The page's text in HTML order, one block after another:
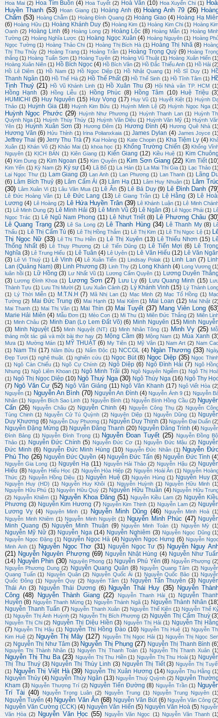
Hoa Mai (2) Hoa Tím Buồn (4) Hoa Tuyết (2) Hoà Văn (10) Hoa Xuyến Chi (1)
Huyền Thanh (53) Hoan Giang (1) Hoàng Anh (6) Hoàng Anh 79 (26)
Chẩm (53) Hoàng Chẫm (1) Hoàng Đình Quang (2) Hoàng Giao (4) Hoàng Hạ
(6) Hoàng Hữu (1) Hoàng Khánh Duy (5) Hoàng Kim (1) Hoàng Kim Chi (1) Hoàng
Oanh (2) Hoàng Linh (6) Hoàng Long (2) Hoàng Lộc (8) Hoàng Mẫn (1) Hoàng
Tường (2) Hoàng Nghĩa Lược (1) Hoàng Ngọc Xuân (4) Hoàng Nguyên (1) Hoàng
Ngọc Tường (1) Hoàng Thảo Chi (1) Hoàng Thị Bích Hà (1) Hoàng Thị Nhã (8)
Thị Thu Thủy (2) Hoàng Trang (1) Hoàng Trần (1) Hoàng Trọng Quý (9) Hoàng
thắng (1) Hoàng Tuấn Sơn (1) Hoàng Tuyên (2) Hoàng Vũ Thuật (1) Hoàng Xuân Hiến
Hoàng Xuân Niên (1) Hồ Bích Ngọc (4) Hồ Bích Vân (2) Hồ Đắc Thiếu Anh (1) Hồ Hải
Hồ Lê Diêm (1) Hồ Nam (1) Hồ Ngọc Diệp (1) Hồ Nhật Quang (1) Hồ Sĩ Duy (1)
Thanh Ngân (10) Hồ Thế Hà (2) Hồ Thế Phất (3) Hồ Thế Sinh (1) Hồ Tĩnh Tâm (1)
Tịnh Thuỷ (21) Hồ Vũ Khánh Linh (1) Hồ Xuân Thu (3) Hội Nhà văn TP. HCM
Hồng Hạnh (3) Hồng Liễu (1) Hồng Phúc (8) Hồng Tâm (10) Huệ Triệu
HUMICHI
(5) Huy Nguyên (15) Huy Vọng (17) Huy Vũ (1) Huyết Kiệt (1) Huỳnh
Thảo (1) Huỳnh Gia (18) Huỳnh Kim Bửu (1) Huỳnh Minh Lệ (2) Huỳnh Ngọc Nga
Huỳnh Ngọc Phước (29) Huỳnh Như Phương (1) Huỳnh Thanh Lan (1)
Huỳnh
Quỳnh Nga (1) Huỳnh Thúy Thúy (1) Huỳnh Văn Diệu (1) Huỳnh Văn Mỹ (1) Huỳnh
Yên (1) Huỳnh Xuân Sơn (3) Hương Đêm (1) Hương Đình (4) Hương Quê Nhà
Hương Văn (6) Hửu Thỉnh (1) Irina Polianxkaia (1) James Dylan (4) James Joyce
Jeffrey Thai (9) Jerry Thu Trà (7) Kai Hoàng (1) Kate Chopin (1) Kha Tiệm Ly (4)
Xuân (1) Khán Võ (2) Khảo Mai (1) khoa học (1) Khổng Trường Chiến (3) Khổng
Nguyên (1) KỊCH BẢN (1) Kiên Giang (1) Kiến Giang (12) Kiều Huệ (1) Kim
(4) Kim Dung (2) Kim Ngoan (15) Kim Quyên (1) Kim Sơn Giang (22) Kim Tiết
Kim Yến (1) Kỳ Nam (2) Ký sự (14) Lã Bố (1) La Hán (1) La Mai Thi Gia (1) Lạc Thảo
Lại Ngọc Thư (1) Lam Giang (3) Lan Anh (1) Lan Phương (1) Lan Thanh (1) Lãng
(6) Lâm Bích Thuỷ (8) Lâm Cẩm Ái (3) Lâm Hạ (11) Lâm Huy Nhuận (1) Lâm
(30) Lâm Xuân Vi (1) Lâu Văn Mua (1) Lê Ân (5) Lê Bá Duy (9) Lê Đình Danh
Lê Đức Hoàng Vân (1) Lê Đức Lang (13) Lê Giang Trần (1) Lệ Hằng (3) Lê
Lương (4) Lê Hoàng (2) Lê Hứa Huyền Trân (39) Lê Khánh Luận (1) Lê Minh
(1) Lê Minh Dung (2) Lê Minh Hải (3) Lê Minh Vũ (3) Lê Ngân (3) Lê Ngọc Phái (1)
Ngọc Trác (1) Lê Ngũ Nam Phong (11) Lê Nhựt Triết (8) Lê Phương Châu
Lê Quang Trạng (23) Lê Sa Long (2) Lê Thanh Hùng (34) Lê Thanh My (8)
Thấu (1) Lê Thị Cẩm Tú (6) Lê Thị Hồng Thắm (1) Lê Thị Kim (1) Lê Thị Ngọc Lệ (1)
Thị Ngọc Nữ (33) Lê Thị Thu Hiền (1) Lê Thị Xuyên (13) Lê Thiếu Nhơn (15)
Thống Nhất (6) Lê Thụy Phương (2) Lê Tiến Dũng (1) Lê Tiến Mợi (6) Lê
Nghĩa (3) Lê Trung Hiếu (1) Lê Tuân (4) Lê Uyên (1) Lê Văn Hiếu (12) Lê Văn
(3) Lê Vi Thuỷ (1) Lê Vinh (4) Lê Xuân Tiến (1) Lindsay Polak (1) Linh Lan (7)
Lan (Quảng Nam) (8) Linh Phương (3) Linh Thy (2) Long Khánh (4) Long Vương
luân hồi (1) Lữ Hồng (3) Lư Nhất Vũ (1) Lương Cẩm Quyên (1) Lương Duyên
(3) Lương Đình Khoa (1) Lương Sơn (27) Lưu Ly (6) Lưu Quang Minh (15)
Thành Tựu (1) Lưu Thị Mười (2) Lưu Xuân Cảnh (2) Lý Khánh Vinh (15) Lý Thành
(1)
Lý Thời Miễn (1) M.T.N.H (7) Mã Nhị Lan (1) Mạc Minh (2) Mạc Tố Hồng (1)
Tường (2) Mai Đức Trung (6) Mai Hạnh (1) Mai Kiệm (1) Mai Loan (12) Mai Nhật
Mai Thanh (1) Mai Thị Vân (1) Mai Thìn (3) Mai Tuyết (37) Mang Viên Long
Marie Hải Miên (4) Mẫu Đơn (1) Mèo Con (1) Mi Thu (1) Miên Đức Thắng (2) Miên
(1) Minh Châu (2) Minh Đan (Lọ Lem Đất Võ) (6) Minh Nguyên (15) Minh
(3) Minh Nguyệt (15) Minh Nguyệt (NT) (1) Minh Nhân Tông (1) Minh Vy (25)
tháng một tác giả và một bài thơ hay (2) Mộng Cầm (8) Mộng Nam (1) Mùa Xanh
Mưa (1) Mường Mán (1) MỸ THUẬT (6) My Tiên (1) Mỹ Vân (1) Nam Art (2) Nam
(1) Nam Thi (17) Năm Bửu (1) Nấm Độc (1) NCCGL (4) Ngàn Thương (33)
Đẹp Tươi (1) nghệ thuật. (1) nghiên cứu (1) Ngọc Bút (8) Ngọc Diệp (35) Ngọc
(1) Ngô Càn Chiểu (1) Ngô Cự Chính (2) Ngô Diệp (6) Ngô Đình Hải (7) Ngô
Nhung (1) Ngô Liêm Khoan (1) Ngô Minh Trãi (3) Ngô Nguyên Ngiễm (1) Ngô Thị
(1) Ngô Thị Ngọc Diệp (10) Ngô Thuý Nga (30) Ngô Thúy Nga (16) Ngô Thy
(7) Ngô Văn Cư (52) Ngô Văn Giảng (11) Ngô Văn Khanh (17) Ngô Viết Hòa
Nguyễn (1) Nguyễn An Bình (70) Nguyễn An Đình (4) Nguyễn Ánh 9 (1) Nguyễn
Nhân (1) Nguyễn Bích Sao Linh (1) Nguyễn Bình (1) Nguyễn Bính Hồng Cầu (2)
Cẩn (26) Nguyễn Châu (2) Nguyễn Chinh (4) Nguyễn Công Thụ (2) Nguyễn
Tùng Chinh (1) Nguyễn Cử Tú Quỳnh (2) Nguyên Diệp (1) Nguyễn Dũng (1)
Duy Khương (6) Nguyễn Duy Phương (1) Nguyễn Duy Thịnh (3) Nguyễn Đại Duẩn
Nguyễn Đặng Mừng (3) Nguyễn Đăng Thanh (20) Nguyễn Đăng Trình (4)
Đình Bảng (1) Nguyễn Đình Trọng (1) Nguyễn Đoan Tuyết (25)
Nguyễn Đồng
Thảo (1) Nguyễn Đức Chính (5) Nguyễn Đức Cơ (1) Nguyễn Đức Mậu (2)
Đức Minh (6) Nguyễn Đức Minh Hùng (10) Nguyễn Đức Nhân (1) Nguyễn
Phú Thọ (26) Nguyễn Đức Quyền (4) Nguyễn Đức Tấn (6) Nguyễn Đức Tình
Nguyễn Gia Long (1) Nguyên Hạ (11) Nguyễn Hải Thảo (2) Nguyễn Hậu (2)
Hiếu (8) Nguyễn Hiếu Học (2) Nguyễn Hòa Hiệp (2) Nguyễn Hoài Ân (1) Nguyễn
Thức (2) Nguyễn Hồng Diệu (1) Nguyễn Huệ (3) Nguyên Hùng (1) Nguyễn Huy
Nguyễn Huy (HD) (1) Nguyễn Huy Khôi (1) Nguyễn Huỳnh (1) Nguyễn Hữu Minh
Nguyễn Hữu Phú (1) Nguyễn Hữu Quý (2) Nguyễn Hữu Thuần (4) Nguyễn Hữu
(2) Nguyễn Khiêm (1) Nguyễn Khoa Đăng (51) Nguyễn Kiều Lam (2) Nguyễn
Phương (3) Nguyễn Kim Hương (7) Nguyễn Kim Thịnh (1) Nguyễn Lam (2)
Lương Vỵ (4) Nguyên Minh (1) Nguyễn Minh Dũng (46) Nguyễn Minh Hoà
Nguyễn Minh Khiêm (1) Nguyễn Minh Nguyệt (1) Nguyễn Minh Phúc (47)
Minh Quang (5) Nguyễn Minh Thuận (9) Nguyễn Minh Toàn (1) Nguyễn Mỳ
Nguyễn Mỹ Nữ (3) Nguyễn Nga (14) Nguyễn Nghiêm (3) Nguyễn Ngọc Dũng
Nguyễn Ngọc Đặng (1) Nguyễn Ngọc Hà (4) Nguyễn Ngọc Hưng (6) Nguyễn
Minh Anh (1) Nguyễn Ngọc Thơ (31) Nguyễn Ngọc Tư (5) Nguyễn Nguy
(21) Nguyễn Nguyên Phượng (69) Nguyễn Nhật Hùng (4) Nguyễn Như
(14) Nguyễn Phin (30) Nguyên Phong (1) Nguyễn Phú Yên (8) Nguyễn Phượng
Nguyễn Phương Dung (2) Nguyễn Quang Quân (8) Nguyễn Quang Tâm (2)
Quang Tuấn (1) Nguyễn Quân (2) Nguyễn Quốc Ái (1) Nguyễn Quốc Bảo (1)
Quốc Đông (1) Nguyễn Quy (2) Nguyên Tâm (1) Nguyễn Tấn Thuyên (3)
Thái An (3) Nguyễn Thái Dương (6) Nguyễn Thái Huy (35)
Nguyễn
Công (48) Nguyễn Thành Giang (22) Nguyễn Thanh Hải (1)
Nguyễn
Huyền (8) Nguyễn Thanh Mừng (1) Nguyễn Thánh Ngã (1) Nguyễn Thành Nhân
Nguyễn Thanh Tuấn (7) Nguyễn Thanh Xuân (2) Nguyễn Thế Kiên (1) Nguyễn Thế
(1) Nguyễn Thị Ánh Huỳnh (2) Nguyễn Thị Bích Phượng (2) Nguyễn Thị Cẩm Thuỳ
Nguyễn Thị Chi (2) Nguyễn Thị Diệu Hiền (3) Nguyễn Thị Hải (1) Nguyễn Thị
(7) Nguyễn Thị Hậu (1) Nguyễn Thị Hồng Đào (10) Nguyễn Thị Huệ (1) Nguyễn
Kim Huệ (2) Nguyễn Thị Mây (127) Nguyễn Thị Ngọc Hải (1) Nguyễn Thị Ngọc
(2) Nguyễn Thị Như Tâm (3) Nguyễn Thị Phụng (27) Nguyễn Thị Thanh Bình
Nguyễn Thị Thành Nhân (1) Nguyễn Thị Thanh Toàn (1) Nguyễn Thị Thanh Xuân
Nguyễn Thị Thu Ba (23) Nguyễn Thị Thu Hiền (1) Nguyễn Thị Thu Hoài (1)
Thị Thu Thuý (3) Nguyễn Thị Thùy Linh (3) Nguyễn Thị Tiết (3) Nguyễn Thị
(1) Nguyễn Thị Việt Hà (39) Nguyễn Thị Xuân Hương (14) Nguyễn Thu Hằng
Nguyễn Thủy (4) Nguyễn Thúy Ngân (13) Nguyễn Thuý Quỳnh (2) Nguyễn
Kham (3) Nguyễn Thượng Trí (2) Nguyễn Tiến Đường (8) Nguyễn Trần (1)
Trí Tài (40) Nguyễn Trọng Luân (2) Nguyễn Trung (1) Nguyễn Trung Nguyên
Nguyễn Tuyển (4) Nguyễn Văn Ân (68) Nguyễn Văn Bút (6) Nguyễn Văn Công
Nguyễn Văn Cường (CCK) (4) Nguyễn Văn Hiến (5) Nguyễn Văn Hoà (5)
Văn Hòa (2) Nguyễn Văn Học (55) Nguyễn Văn Ngọc (1) Nguyễn Văn Thanh